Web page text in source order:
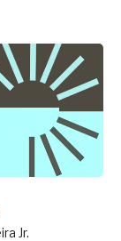
Jr.